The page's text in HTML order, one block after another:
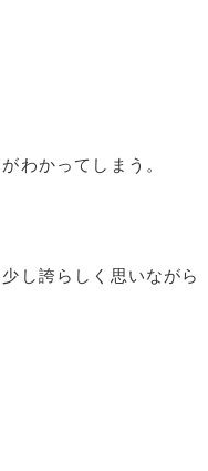
わかってしまう。
し誇らしく思いながら